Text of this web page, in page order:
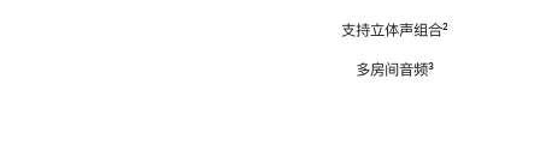
支持立体声组合脚
²
多房间音频脚
³